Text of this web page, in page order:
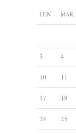
LUN MAR
3 4
10 11
17 18
24 25